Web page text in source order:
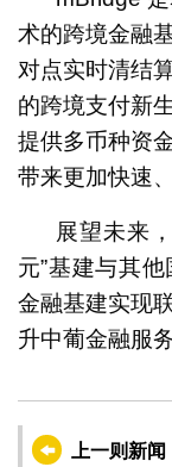
术的跨境金融
对点实时清结
的跨境支付新
提供多币种资
带来更加快速
展望未来
元”基建与其
金融基建实现
升中葡金融服
上一则新闻